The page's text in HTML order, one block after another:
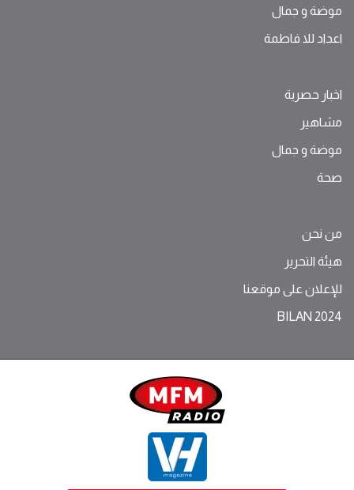
موضة ‫و‬ ‫‬‫جمال‬
اعداد للا فاطمة
اخبار حصرية
مشاهير
موضة ‫و‬ ‫‬‫جمال‬
صحة
من نحن
هيئة التحرير
للإعلان على موقعنا
BILAN 2024